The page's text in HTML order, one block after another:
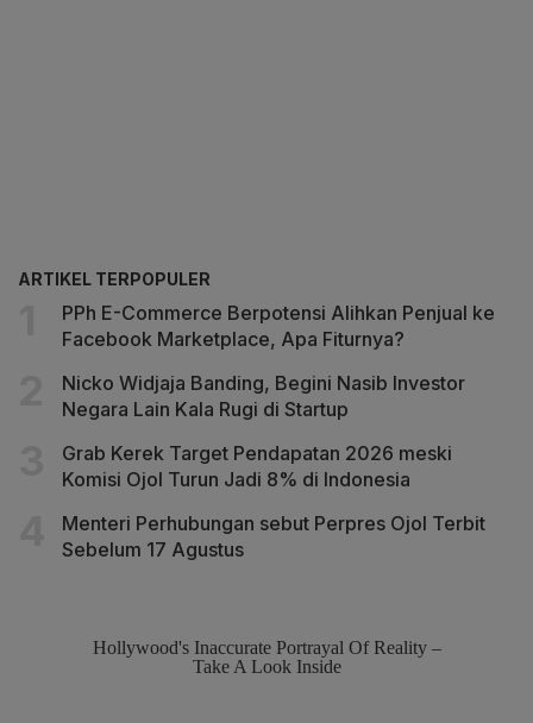
ARTIKEL TERPOPULER
PPh E-Commerce Berpotensi Alihkan Penjual ke
Facebook Marketplace, Apa Fiturnya?
Nicko Widjaja Banding, Begini Nasib Investor
Negara Lain Kala Rugi di Startup
Grab Kerek Target Pendapatan 2026 meski
Komisi Ojol Turun Jadi 8% di Indonesia
Menteri Perhubungan sebut Perpres Ojol Terbit
Sebelum 17 Agustus